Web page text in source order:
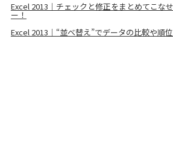
Excel 2013｜チェックと修正をまとめてこな
ー！
Excel 2013｜“並べ替え”でデータの比較や順位